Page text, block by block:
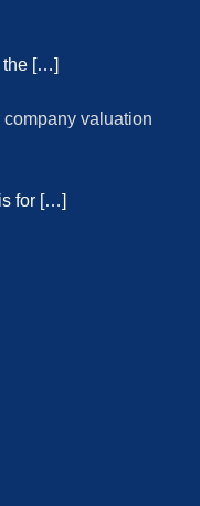
the […]
compa­ny valua­ti­on
for […]